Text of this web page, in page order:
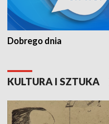
Dobrego dnia
KULTURA I SZTUKA